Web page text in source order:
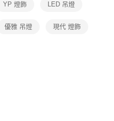
，即可完成結帳。
此簡訊中的連結，可透過四大超商／
，方視為交易完成。
單仍視為有效，需透過AFTEE先享
)免運費
YP 燈飾 LED 吊燈
優雅 吊燈 現代 燈飾